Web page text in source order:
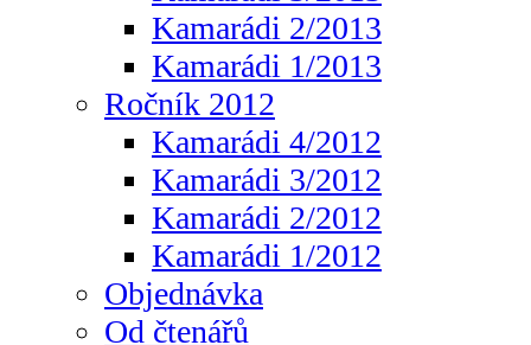
Kamarádi 2/2013
Kamarádi 1/2013
Ročník 2012
Kamarádi 4/2012
Kamarádi 3/2012
Kamarádi 2/2012
Kamarádi 1/2012
Objednávka
Od čtenářů